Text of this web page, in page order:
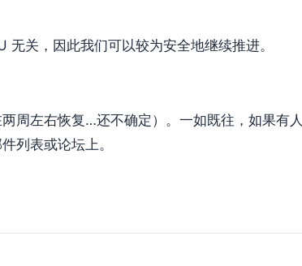
关，因此我们可以较为安全地继续推进。
周左右恢复…还不确定）。一如既往，如果有人
列表或论坛上。